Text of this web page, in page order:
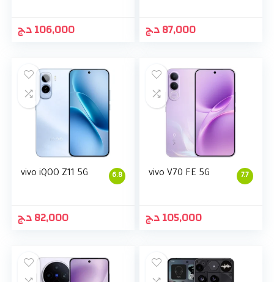
106,000د.ج 87,000د.ج
6.8
vivo iQOO Z11 5G
82,000د.ج
7.7
vivo V70 FE 5G
105,000د.ج